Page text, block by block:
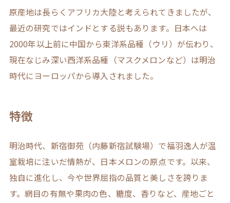
原産地は長らくアフリカ大陸と考えられてきましたが、
最近の研究ではインドとする説もあります。日本へは
2000年以上前に中国から東洋系品種（ウリ）が伝わり、
現在なじみ深い西洋系品種（マスクメロンなど）は明治
時代にヨーロッパから導入されました。
特徴
明治時代、新宿御苑（内藤新宿試験場）で福羽逸人が温
室栽培に注いだ情熱が、日本メロンの原点です。以来、
独自に進化し、今や世界屈指の品質と美しさを誇りま
す。網目の有無や果肉の色、糖度、香りなど、産地ごと